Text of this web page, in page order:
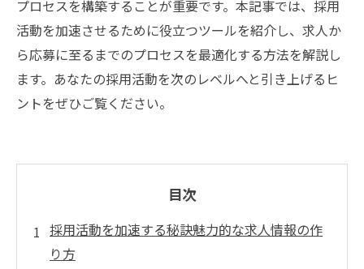
プロセスを構築することが重要です。本記事では、採用
活動を加速させるために役立つツールを紹介し、求人か
ら応募に至るまでのプロセスを最適化する方法を解説し
ます。あなたの採用活動を次のレベルへと引き上げるヒ
ントをぜひご覧ください。
目次
採用活動を加速する秘訣魅力的な求人情報の作
り方